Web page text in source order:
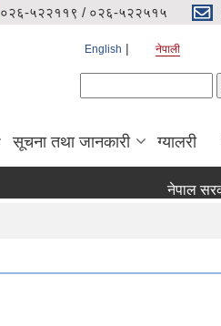
०२६-५२२११९ / ०२६-५२२५१५
English नेपाली
सूचना तथा जानकारी ग्यालरी
नेपाल सरकार